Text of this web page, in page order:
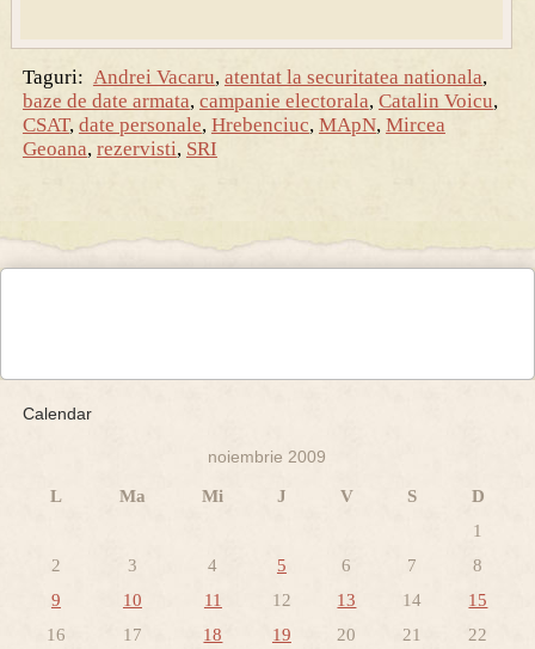
Taguri: Andrei Vacaru, atentat la securitatea nationala,
baze de date armata, campanie electorala, Catalin Voicu,
CSAT, date personale, Hrebenciuc, MApN, Mircea
Geoana, rezervisti, SRI
Calendar
noiembrie 2009
L Ma Mi J V S
D
1
2
3 4 5 6 7
8
9
10 11 12 13 14
15
16
17 18 19 20 21
22